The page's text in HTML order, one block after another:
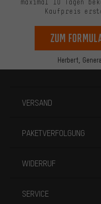
Herbert,
maximal 10 Tagen
Kaufpreis
zum
VERSAND
PAKETVERFOLGUNG
WIDERRUF
SERVICE